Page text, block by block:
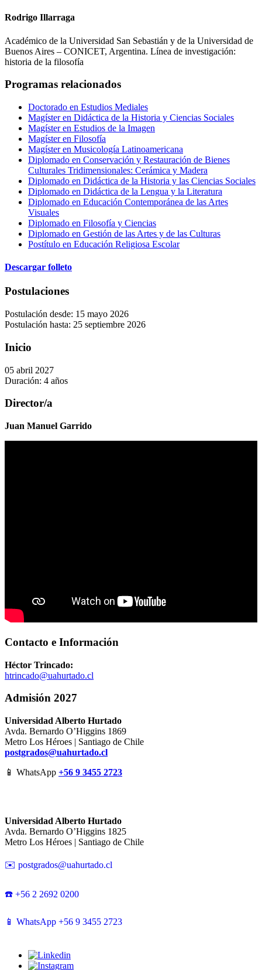
Rodrigo Illarraga
Académico de la Universidad San Sebastián y de la Universidad de
Buenos Aires – CONICET, Argentina. Línea de investigación:
historia de la filosofía
Programas relacionados
Doctorado en Estudios Mediales
Magíster en Didáctica de la Historia y Ciencias Sociales
Magíster en Estudios de la Imagen
Magíster en Filosofía
Magíster en Musicología Latinoamericana
Diplomado en Conservación y Restauración de Bienes
Culturales Tridimensionales: Cerámica y Madera
Diplomado en Didáctica de la Historia y las Ciencias Sociales
Diplomado en Didáctica de la Lengua y la Literatura
Diplomado en Educación Contemporánea de las Artes
Visuales
Diplomado en Filosofía y Ciencias
Diplomado en Gestión de las Artes y de las Culturas
Postítulo en Educación Religiosa Escolar
Descargar folleto
Postulaciones
Postulación desde: 15 mayo 2026
Postulación hasta: 25 septiembre 2026
Inicio
05 abril 2027
Duración: 4 años
Director/a
Juan Manuel Garrido
Contacto e Información
Héctor Trincado:
htrincado@uahurtado.cl
Admisión 2027
Universidad Alberto Hurtado
Avda. Bernardo O’Higgins 1869
Metro Los Héroes | Santiago de Chile
postgrados@uahurtado.cl
📱 WhatsApp +56 9 3455 2723
Universidad Alberto Hurtado
Avda. Bernardo O’Higgins 1825
Metro Los Héroes | Santiago de Chile
✉️ postgrados@uahurtado.cl
☎️ +56 2 2692 0200
📱 WhatsApp +56 9 3455 2723